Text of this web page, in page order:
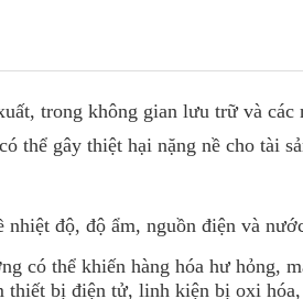
trong không gian lưu trữ và
thể gây thiệt hại nặng nề cho tài
nhiệt độ, độ ẩm, nguồn điện và
có thể khiến hàng hóa hư hỏng,
thiết bị điện tử, linh kiện bị oxi